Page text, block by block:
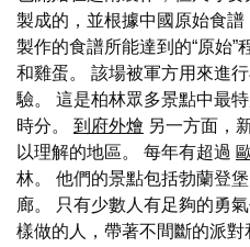
製成的，並根據中國原始食
製作的食譜所能達到的“原始
和雞蛋。 該場被軍方用來進
驗。 這是柏林眾多景點中最
時分。 到府外燴 另一方面，
以理解的地區。 每年有超過
林。 他們的景點包括勃蘭登
廊。 只有少數人有足夠的勇
樣做的人，帶著不間斷的派